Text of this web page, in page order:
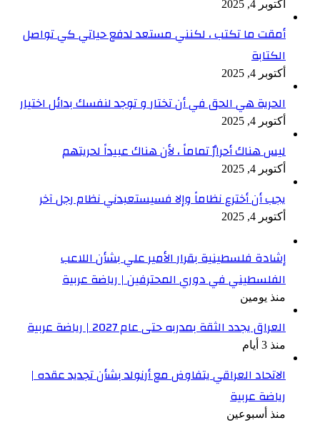
أكتوبر 4, 2025
أمقت ما تكتب ، لكنني مستعد لدفع حياتي كي تواصل
الكتابة
أكتوبر 4, 2025
الحرية هي الحق في أن تختار و توجد لنفسك بدائل اختيار
أكتوبر 4, 2025
ليس هناك أحرارٌ تماماً ، لأن هناك عبيداً لحريتهم
أكتوبر 4, 2025
يجب أن أخترع نظاماً وإلا فسيستعبدني نظام رجل آخر
أكتوبر 4, 2025
إشادة فلسطينية بقرار الأمير علي بشأن اللاعب
الفلسطيني في دوري المحترفين | رياضة عربية
منذ يومين
العراق يجدد الثقة بمدربه حتى عام 2027 | رياضة عربية
منذ 3 أيام
الاتحاد العراقي يتفاوض مع أرنولد بشأن تجديد عقده |
رياضة عربية
منذ أسبوعين